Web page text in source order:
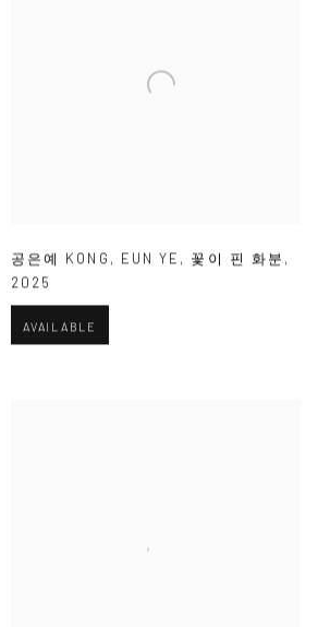
공은예 KONG , EUN YE , 꽃이 핀 화분 ,
2025
AVAILABLE